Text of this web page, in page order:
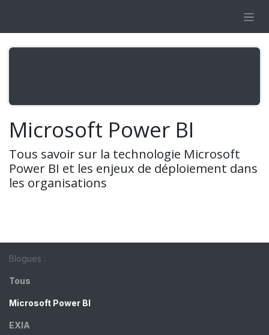
Microsoft Power BI
Tous savoir sur la technologie Microsoft
Power BI et les enjeux de déploiement dans
les organisations
Blogues :
Tous
Microsoft Power BI
EXIA